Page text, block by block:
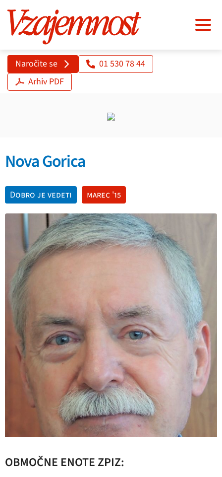
Naročite se
01 530 78 44
Arhiv PDF
Nova Gorica
Dobro je vedeti marec '15
OBMOČNE ENOTE ZPIZ: